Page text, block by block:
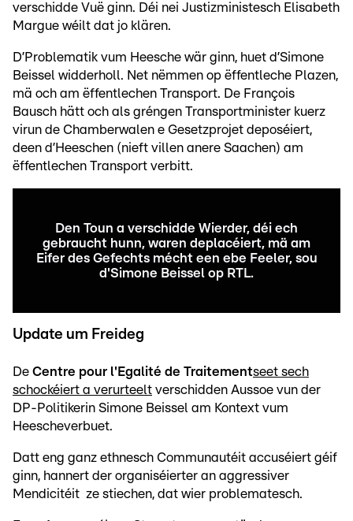
verschidde Vuë ginn. Déi nei Justizministesch Elisabeth
Margue wéilt dat jo klären.
D’Problematik vum Heesche wär ginn, huet d’Simone
Beissel widderholl. Net nëmmen op ëffentleche Plazen,
mä och am ëffentlechen Transport. De François
Bausch hätt och als gréngen Transportminister kuerz
virun de Chamberwalen e Gesetzprojet deposéiert,
deen d’Heeschen (nieft villen anere Saachen) am
ëffentlechen Transport verbitt.
Den Toun a verschidde Wierder, déi ech
gebraucht hunn, waren deplacéiert, mä am
Eifer des Gefechts mécht een ebe Feeler, sou
d'Simone Beissel op RTL.
Update um Freideg
De Centre pour l'Egalité de Traitementseet sech
schockéiert a verurteelt verschidden Aussoe vun der
DP-Politikerin Simone Beissel am Kontext vum
Heescheverbuet.
Datt eng ganz ethnesch Communautéit accuséiert géif
ginn, hannert der organiséierter an aggressiver
Mendicitéit ze stiechen, dat wier problematesch.